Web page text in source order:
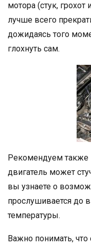
мотора (стук, грохот
лучше всего
дожидаясь того
глохнуть сам.
Рекомендуем также
двигатель может
вы узнаете о
прослушивается до
температуры.
Важно понимать, что